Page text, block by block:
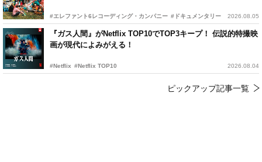
#エレファント6レコーディング・カンパニー #ドキュメンタリー 2026.08.05
『ガス人間』がNetflix TOP10でTOP3キープ！ 伝説的特撮映
画が現代によみがえる！
#Netflix #Netflix TOP10 2026.08.04
ピックアップ記事一覧